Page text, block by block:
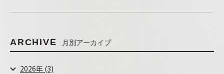
ARCHIVE 月別アーカイブ
2026年 (3)